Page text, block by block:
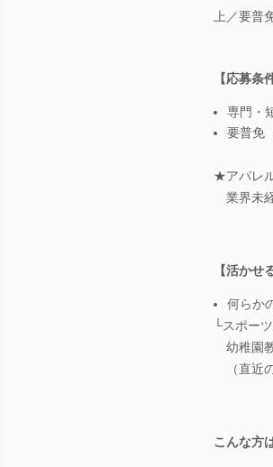
上／要普
【応募条
専門・
要普免
★アパレ
業界未
【活かせ
何らか
└スポー
幼稚園
（直近
こんな方